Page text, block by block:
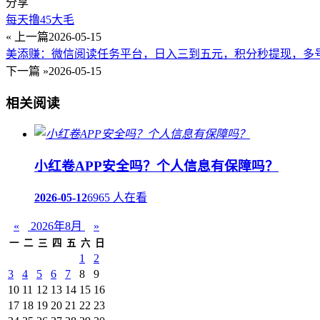
每天撸45大毛
« 上一篇2026-05-15
美添赚：微信阅读任务平台，日入三到五元，积分秒提现，多
下一篇 »2026-05-15
相关阅读
小红卷APP安全吗？个人信息有保障吗？
2026-05-126965 人在看
« 2026年8月 »
一 二 三 四 五 六 日
1
2
3
4 5 6 7 8
9
10 11 12 13 14 15 16
17 18 19 20 21 22 23